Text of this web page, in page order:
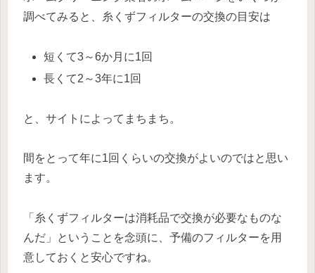
調べてみると、糸くずフィルターの交換の目安は
短くて3～6か月に1回
長くて2～3年に1回
と、サイトによってまちまち。
間をとって年に1回くらいの交換がよいのではと思い
ます。
「糸くずフィルターは消耗品で交換が必要なものな
んだ」ということを念頭に、予備のフィルターを用
意しておくと安心ですね。